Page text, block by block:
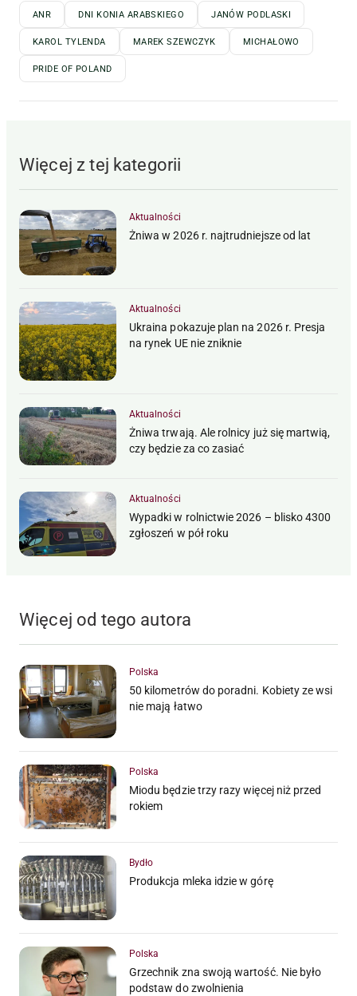
ANR DNI KONIA ARABSKIEGO JANÓW PODLASKI
KAROL TYLENDA MAREK SZEWCZYK MICHAŁOWO
PRIDE OF POLAND
Więcej z tej kategorii
Aktualności
Żniwa w 2026 r. najtrudniejsze od lat
Aktualności
Ukraina pokazuje plan na 2026 r. Presja
na rynek UE nie zniknie
Aktualności
Żniwa trwają. Ale rolnicy już się martwią,
czy będzie za co zasiać
Aktualności
Wypadki w rolnictwie 2026 – blisko 4300
zgłoszeń w pół roku
Więcej od tego autora
Polska
50 kilometrów do poradni. Kobiety ze wsi
nie mają łatwo
Polska
Miodu będzie trzy razy więcej niż przed
rokiem
Bydło
Produkcja mleka idzie w górę
Polska
Grzechnik zna swoją wartość. Nie było
podstaw do zwolnienia